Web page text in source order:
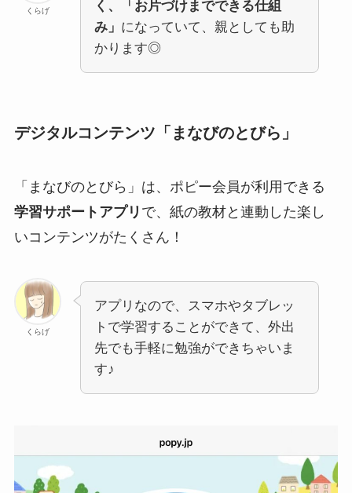
くらげ
く、「お片づけまでできる仕組
み」 になっていて、親としても助
かります◎
デジタルコンテンツ「まなびのとびら」
「まなびのとびら」は、ポピー会員が利用できる
学習サポートアプリ で、紙の教材と連動した楽し
いコンテンツがたくさん！
くらげ
アプリなので、スマホやタブレッ
トで学習することができて、外出
先でも手軽に勉強ができちゃいま
す♪